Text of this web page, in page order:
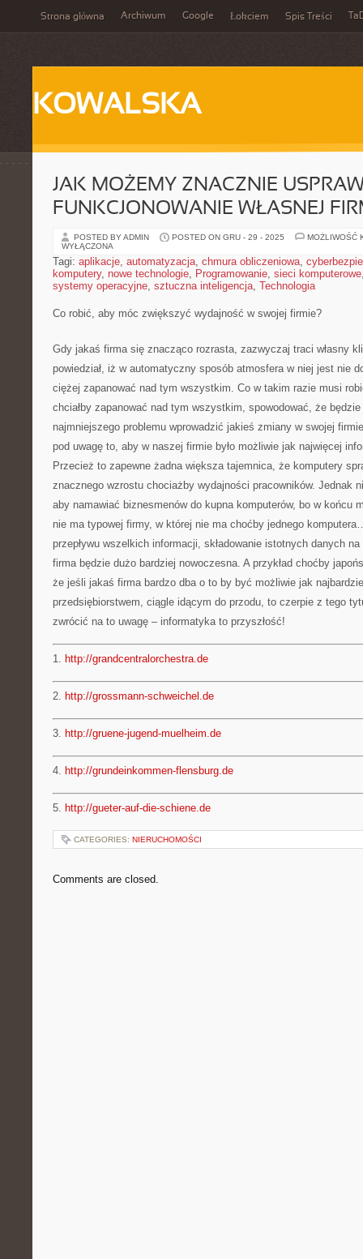
Strona główna Archiwum Google Łokciem Spis Treści
KOWALSKA
JAK MOŻEMY ZNACZNIE
FUNKCJONOWANIE WŁASNEJ
POSTED BY ADMIN POSTED ON GRU - 29 - 2025
MOŻLIWOŚĆ
WYŁĄCZONA
Tagi: aplikacje, automatyzacja, chmura obliczeniowa,
komputery, nowe technologie, Programowanie, sieci komputerowe
systemy operacyjne, sztuczna inteligencja, Technologia
Co robić, aby móc zwiększyć wydajność w swojej firmie?
Gdy jakaś firma się znacząco rozrasta, zazwyczaj traci własny
powiedział, iż w automatyczny sposób atmosfera w niej jest nie
ciężej zapanować nad tym wszystkim. Co w takim razie musi
chciałby zapanować nad tym wszystkim, spowodować, że
najmniejszego problemu wprowadzić jakieś zmiany w swojej
pod uwagę to, aby w naszej firmie było możliwie jak najwięcej
Przecież to zapewne żadna większa tajemnica, że komputery
znacznego wzrostu chociażby wydajności pracowników. Jednak
aby namawiać biznesmenów do kupna komputerów, bo w końcu
nie ma typowej firmy, w której nie ma choćby jednego
przepływu wszelkich informacji, składowanie istotnych danych
firma będzie dużo bardziej nowoczesna. A przykład choćby
że jeśli jakaś firma bardzo dba o to by być możliwie jak
przedsiębiorstwem, ciągle idącym do przodu, to czerpie z tego
zwrócić na to uwagę – informatyka to przyszłość!
1. http://grandcentralorchestra.de
2. http://grossmann-schweichel.de
3. http://gruene-jugend-muelheim.de
4. http://grundeinkommen-flensburg.de
5. http://gueter-auf-die-schiene.de
CATEGORIES: NIERUCHOMOŚCI
Comments are closed.